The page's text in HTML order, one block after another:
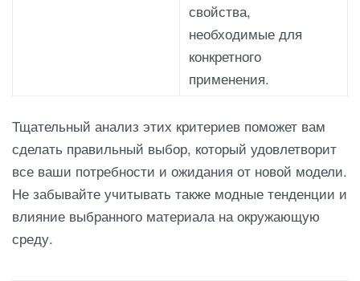
свойства,
необходимые для
конкретного
применения.
Тщательный анализ этих критериев поможет вам
сделать правильный выбор, который удовлетворит
все ваши потребности и ожидания от новой модели.
Не забывайте учитывать также модные тенденции и
влияние выбранного материала на окружающую
среду.